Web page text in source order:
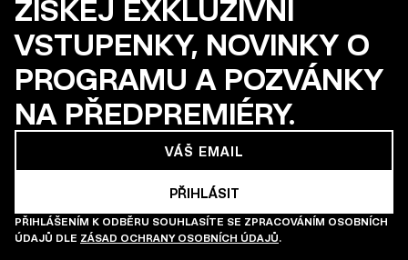
ZÍSKEJ EXKLUZIVNÍ
VSTUPENKY, NOVINKY O
PROGRAMU A POZVÁNKY
NA PŘEDPREMIÉRY.
PŘIHLÁŠENÍM K ODBĚRU SOUHLASÍTE SE ZPRACOVÁNÍM OSOBNÍCH
ÚDAJŮ DLE ZÁSAD OCHRANY OSOBNÍCH ÚDAJŮ.